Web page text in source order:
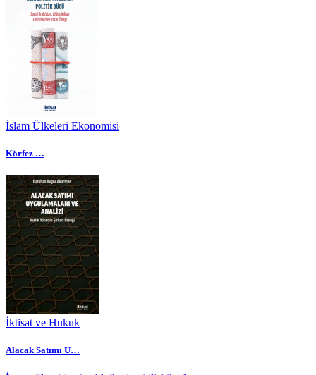
İslam Ülkeleri Ekonomisi
Körfez …
İktisat ve Hukuk
Alacak Satımı U…